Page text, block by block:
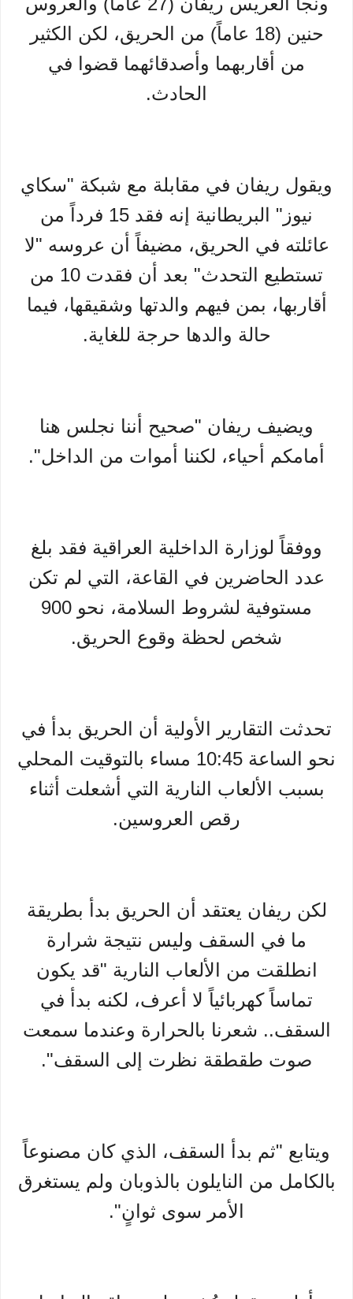
حنين (18 عاماً) من الحريق، لكن الكثير
من أقاربهما وأصدقائهما قضوا في
الحادث.
ويقول ريفان في مقابلة مع شبكة "سكاي
نيوز" البريطانية إنه فقد 15 فرداً من
عائلته في الحريق، مضيفاً أن عروسه "لا
تستطيع التحدث" بعد أن فقدت 10 من
أقاربها، بمن فيهم والدتها وشقيقها، فيما
حالة والدها حرجة للغاية.
ويضيف ريفان "صحيح أننا نجلس هنا
أمامكم أحياء، لكننا أموات من الداخل".
ووفقاً لوزارة الداخلية العراقية فقد بلغ
عدد الحاضرين في القاعة، التي لم تكن
مستوفية لشروط السلامة، نحو 900
شخص لحظة وقوع الحريق.
تحدثت التقارير الأولية أن الحريق بدأ في
نحو الساعة 10:45 مساء بالتوقيت المحلي
بسبب الألعاب النارية التي أشعلت أثناء
رقص العروسين.
لكن ريفان يعتقد أن الحريق بدأ بطريقة
ما في السقف وليس نتيجة شرارة
انطلقت من الألعاب النارية "قد يكون
تماساً كهربائياً لا أعرف، لكنه بدأ في
السقف.. شعرنا بالحرارة وعندما سمعت
صوت طقطقة نظرت إلى السقف".
ويتابع "ثم بدأ السقف، الذي كان مصنوعاً
بالكامل من النايلون بالذوبان ولم يستغرق
الأمر سوى ثوانٍ".